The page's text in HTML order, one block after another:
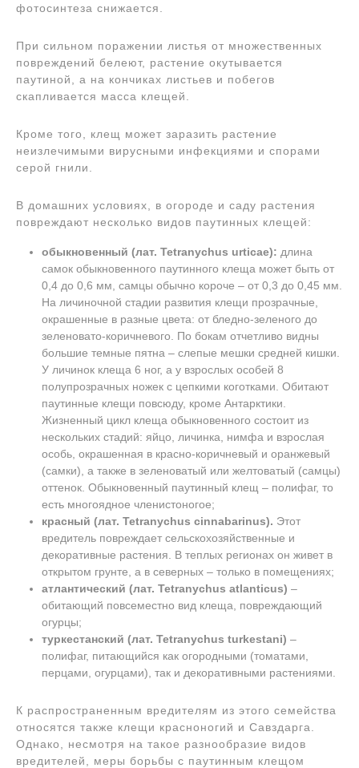
фотосинтеза снижается.
При сильном поражении листья от множественных
повреждений белеют, растение окутывается
паутиной, а на кончиках листьев и побегов
скапливается масса клещей.
Кроме того, клещ может заразить растение
неизлечимыми вирусными инфекциями и спорами
серой гнили.
В домашних условиях, в огороде и саду растения
повреждают несколько видов паутинных клещей:
обыкновенный (лат. Tetranychus urticae): длина
самок обыкновенного паутинного клеща может быть от
0,4 до 0,6 мм, самцы обычно короче – от 0,3 до 0,45 мм.
На личиночной стадии развития клещи прозрачные,
окрашенные в разные цвета: от бледно-зеленого до
зеленовато-коричневого. По бокам отчетливо видны
большие темные пятна – слепые мешки средней кишки.
У личинок клеща 6 ног, а у взрослых особей 8
полупрозрачных ножек с цепкими коготками. Обитают
паутинные клещи повсюду, кроме Антарктики.
Жизненный цикл клеща обыкновенного состоит из
нескольких стадий: яйцо, личинка, нимфа и взрослая
особь, окрашенная в красно-коричневый и оранжевый
(самки), а также в зеленоватый или желтоватый (самцы)
оттенок. Обыкновенный паутинный клещ – полифаг, то
есть многоядное членистоногое;
красный (лат. Tetranychus cinnabarinus). Этот
вредитель повреждает сельскохозяйственные и
декоративные растения. В теплых регионах он живет в
открытом грунте, а в северных – только в помещениях;
атлантический (лат. Tetranychus atlanticus) –
обитающий повсеместно вид клеща, повреждающий
огурцы;
туркестанский (лат. Tetranychus turkestani) –
полифаг, питающийся как огородными (томатами,
перцами, огурцами), так и декоративными растениями.
К распространенным вредителям из этого семейства
относятся также клещи красноногий и Савздарга.
Однако, несмотря на такое разнообразие видов
вредителей, меры борьбы с паутинным клещом